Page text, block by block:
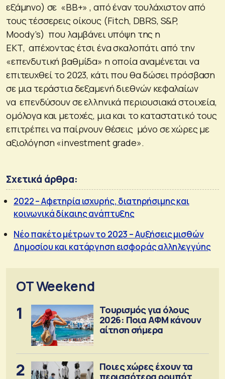
εξάμηνο) σε «ΒΒ+» , από έναν τουλάχιστον από
τους τέσσερεις οίκους (Fitch, DBRS, S&P,
Moody’s) που λαμβάνει υπόψη της η
ΕΚΤ, απέχοντας έτσι ένα σκαλοπάτι από την
«επενδυτική βαθμίδα» η οποία αναμένεται να
επιτευχθεί το 2023, κάτι που θα δώσει πρόσβαση
σε μια τεράστια δεξαμενή διεθνών κεφαλαίων
να επενδύσουν σε ελληνικά περιουσιακά στοιχεία,
ομόλογα και μετοχές, μια και το καταστατικό τους
επιτρέπει να παίρνουν θέσεις μόνο σε χώρες με
αξιολόγηση «investment grade».
Σχετικά άρθρα:
2022 – Αφετηρία ισχυρής, διατηρήσιμης και
κοινωνικά δίκαιης ανάπτυξης
Νέο πακέτο μέτρων το 2023 – Αυξήσεις μισθών
Δημοσίου και κατάργηση εισφοράς αλληλεγγύης
OT Weekend
1
Τουρισμός για όλους
2026: Ποια ΑΦΜ κάνουν
αίτηση σήμερα
2
Ποιες χώρες έχουν τα
περισσότερα ρομπότ